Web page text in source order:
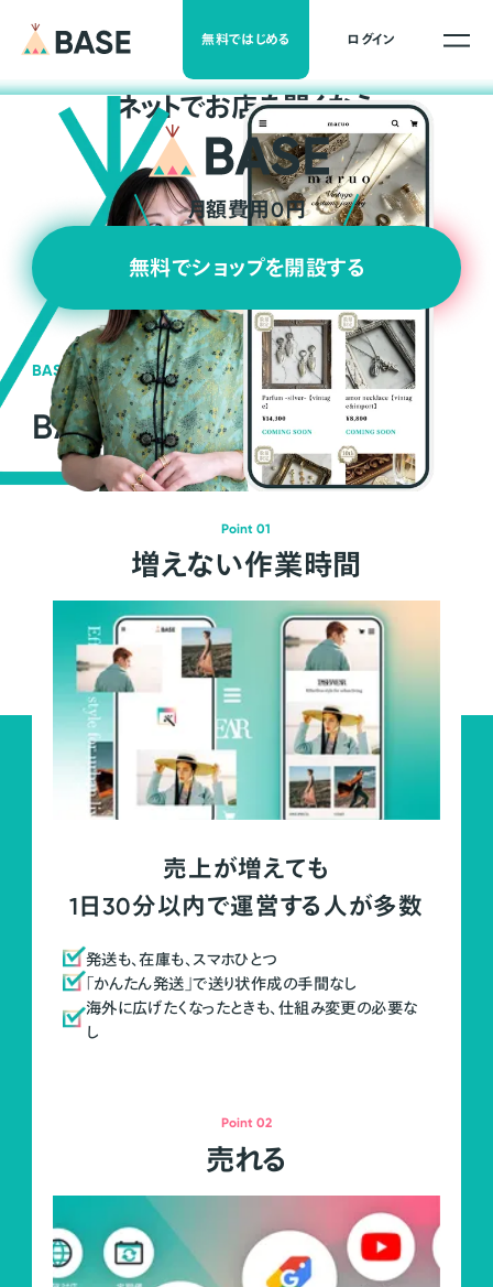
無料ではじめる ログイン
ネットでお店を開くなら
月額費用0円
無料でショップを開設する
BASEの強み
BASEが強い3つの理由
Point 01
増えない作業時間
売上が増えても
1日30分以内で運営する人が多数
発送も、在庫も、スマホひとつ
「かんたん発送」で送り状作成の手間なし
海外に広げたくなったときも、仕組み変更の必要な
し
Point 02
売れる